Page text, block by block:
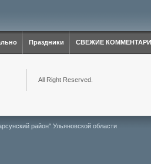
Праздники СВЕЖИЕ
All Right Reserved.
район" Ульяновской области